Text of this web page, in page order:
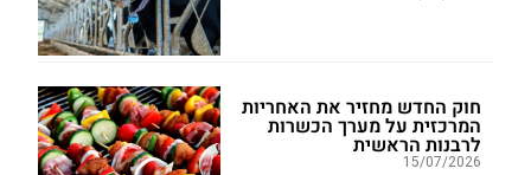
חוק החדש מחזיר את האחריות
המרכזית על מערך הכשרות
לרבנות הראשית
15/07/2026